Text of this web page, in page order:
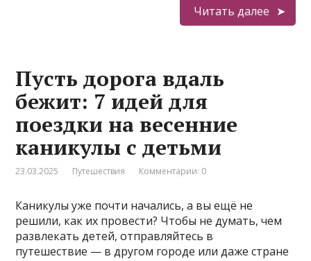
Читать далее
Пусть дорога вдаль
бежит: 7 идей для
поездки на весенние
каникулы с детьми
23.03.2025 Путешествия Комментарии: 0
Каникулы уже почти начались, а вы ещё не
решили, как их провести? Чтобы не думать, чем
развлекать детей, отправляйтесь в
путешествие — в другом городе или даже стране